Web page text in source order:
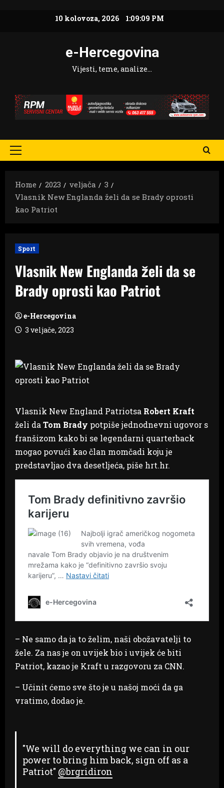
10 kolovoza, 2026 1:09:10 PM
e-Hercegovina
Vijesti, teme, analize…
Primary
Home
2023 veljača
3
Vlasnik New Englanda želi da se Brady oprosti
kao Patriot
Sport
Vlasnik New Englanda želi da se
Brady oprosti kao Patriot
e-Hercegovina
3 veljače, 2023
Vlasnik New England Patriotsa Robert Kraft
želi da Tom Brady potpiše jednodnevni ugovor s
franšizom kako bi se legendarni quarterback
mogao povući kao član momčadi koju je
predstavljao dva desetljeća, piše hrt.hr.
– Ne samo da ja to želim, naši obožavatelji to
žele. Za nas je on uvijek bio i uvijek će biti
Patriot, kazao je Kraft u razgovoru za CNN.
– Učinit ćemo sve što je u našoj moći da ga
vratimo, dodao je.
"We will do everything we can in our
power to bring him back, sign off as a
Patriot" @brgridiron